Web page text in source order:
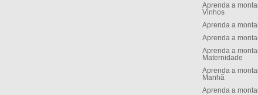
Aprenda a
Vinhos
Aprenda a
Aprenda a
Aprenda a
Maternidade
Aprenda a
Manh
Aprenda a